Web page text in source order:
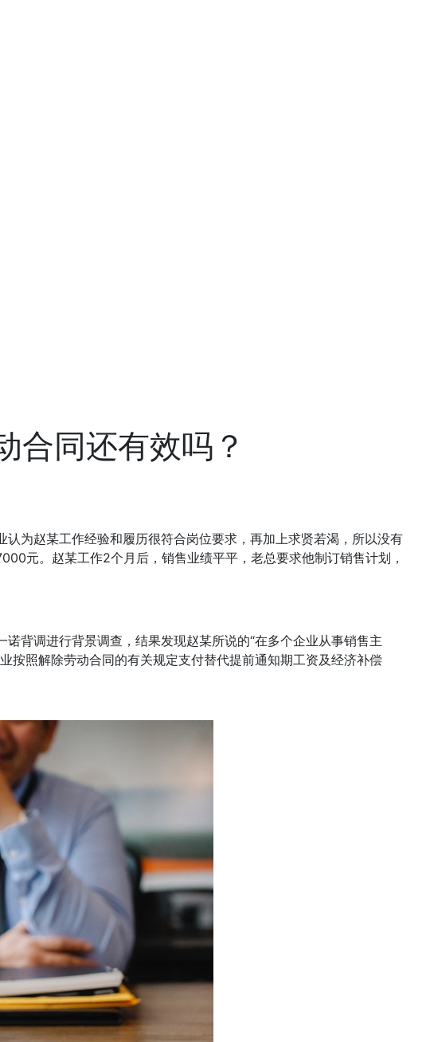
合同还有效吗？
为赵某工作经验和履历很符合岗位要求，再加上求贤若渴，所以没有
元。赵某工作2个月后，销售业绩平平，老总要求他制订销售计划，
背调进行背景调查，结果发现赵某所说的“在多个企业从事销售主
按照解除劳动合同的有关规定支付替代提前通知期工资及经济补偿